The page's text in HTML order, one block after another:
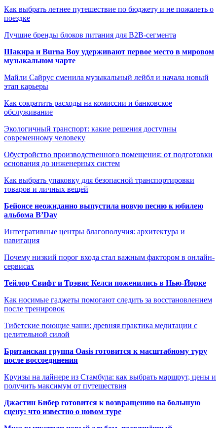
Как выбрать летнее путешествие по бюджету и не пожалеть о
поездке
Лучшие бренды блоков питания для B2B-сегмента
Шакира и Burna Boy удерживают первое место в мировом
музыкальном чарте
Майли Сайрус сменила музыкальный лейбл и начала новый
этап карьеры
Как сократить расходы на комиссии и банковское
обслуживание
Экологичный транспорт: какие решения доступны
современному человеку
Обустройство производственного помещения: от подготовки
основания до инженерных систем
Как выбрать упаковку для безопасной транспортировки
товаров и личных вещей
Бейонсе неожиданно выпустила новую песню к юбилею
альбома B’Day
Интегративные центры благополучия: архитектура и
навигация
Почему низкий порог входа стал важным фактором в онлайн-
сервисах
Тейлор Свифт и Трэвис Келси поженились в Нью-Йорке
Как носимые гаджеты помогают следить за восстановлением
после тренировок
Тибетские поющие чаши: древняя практика медитации с
целительной силой
Британская группа Oasis готовится к масштабному туру
после воссоединения
Круизы на лайнере из Стамбула: как выбрать маршрут, цены и
получить максимум от путешествия
Джастин Бибер готовится к возвращению на большую
сцену: что известно о новом туре